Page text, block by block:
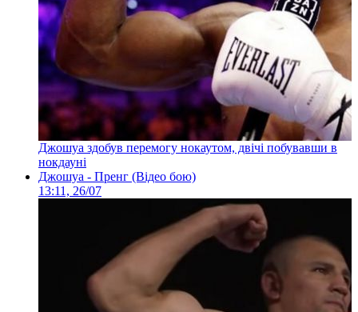
Джошуа здобув перемогу нокаутом, двічі побувавши в
нокдауні
Джошуа - Пренг (Відео бою)
13:11, 26/07